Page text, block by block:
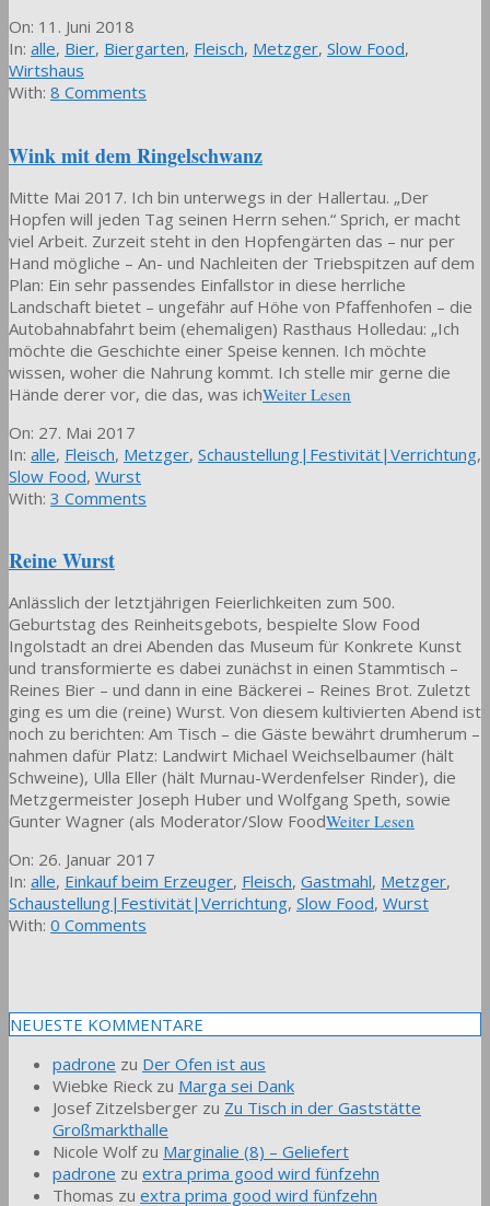
2018-
06-
11
On: 11. Juni 2018
In: alle, Bier, Biergarten, Fleisch, Metzger, Slow Food,
Wirtshaus
With: 8 Comments
Wink mit dem Ringelschwanz
Mitte Mai 2017. Ich bin unterwegs in der Hallertau. „Der
Hopfen will jeden Tag seinen Herrn sehen.“ Sprich, er macht
viel Arbeit. Zurzeit steht in den Hopfengärten das – nur per
Hand mögliche – An- und Nachleiten der Triebspitzen auf dem
Plan: Ein sehr passendes Einfallstor in diese herrliche
Landschaft bietet – ungefähr auf Höhe von Pfaffenhofen – die
Autobahnabfahrt beim (ehemaligen) Rasthaus Holledau: „Ich
möchte die Geschichte einer Speise kennen. Ich möchte
wissen, woher die Nahrung kommt. Ich stelle mir gerne die
Hände derer vor, die das, was ichWeiter Lesen
2017-
05-
27
On: 27. Mai 2017
In: alle, Fleisch, Metzger, Schaustellung|Festivität|Verrichtung,
Slow Food, Wurst
With: 3 Comments
Reine Wurst
Anlässlich der letztjährigen Feierlichkeiten zum 500.
Geburtstag des Reinheitsgebots, bespielte Slow Food
Ingolstadt an drei Abenden das Museum für Konkrete Kunst
und transformierte es dabei zunächst in einen Stammtisch –
Reines Bier – und dann in eine Bäckerei – Reines Brot. Zuletzt
ging es um die (reine) Wurst. Von diesem kultivierten Abend ist
noch zu berichten: Am Tisch – die Gäste bewährt drumherum –
nahmen dafür Platz: Landwirt Michael Weichselbaumer (hält
Schweine), Ulla Eller (hält Murnau-Werdenfelser Rinder), die
Metzgermeister Joseph Huber und Wolfgang Speth, sowie
Gunter Wagner (als Moderator/Slow FoodWeiter Lesen
2017-
01-
26
On: 26. Januar 2017
In: alle, Einkauf beim Erzeuger, Fleisch, Gastmahl, Metzger,
Schaustellung|Festivität|Verrichtung, Slow Food, Wurst
With: 0 Comments
NEUESTE KOMMENTARE
padrone zu Der Ofen ist aus
Wiebke Rieck zu Marga sei Dank
Josef Zitzelsberger zu Zu Tisch in der Gaststätte
Großmarkthalle
Nicole Wolfzu Marginalie (8) – Geliefert
padrone zu extra prima good wird fünfzehn
Thomas zu extra prima good wird fünfzehn